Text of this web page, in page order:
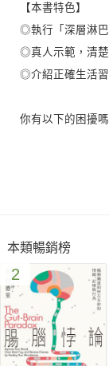
【本書特色】
◎執行「深層淋巴
◎真人示範，清楚
◎介紹正確生活習
你有以下的困擾嗎
□一捏腹部，就覺
□排便不規則，
□一天睡不到六個
□肩膀僵硬
□手腳與腰部冰冷
□容易長痘痘，皮
□很常掉頭髮
本類暢銷榜
2